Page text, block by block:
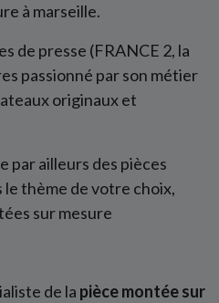
à marseille.
de presse (FRANCE 2, la
passionné par son métier
originaux et
par ailleurs des pièces
le thème de votre choix,
sur mesure
de la pièce montée sur